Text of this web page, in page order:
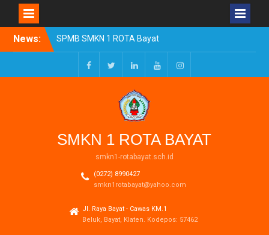
News:
SPMB SMKN 1 ROTA Bayat
Tahun Ajaran 2026/2027
Resmi Dibuka
Pengumuman Kelulusan
Tahun Ajaran 2025-2026
Realisasi Dana BOSP
Reguler Tahap 1 Tahun
FacebookTwitterLinkedInYoutubeInstagram
SMKN 1 ROTA BAYAT
smkn1-rotabayat.sch.id
(0272) 8990427
smkn1rotabayat@yahoo.com
Jl. Raya Bayat - Cawas KM.1
Beluk, Bayat, Klaten. Kodepos: 57462